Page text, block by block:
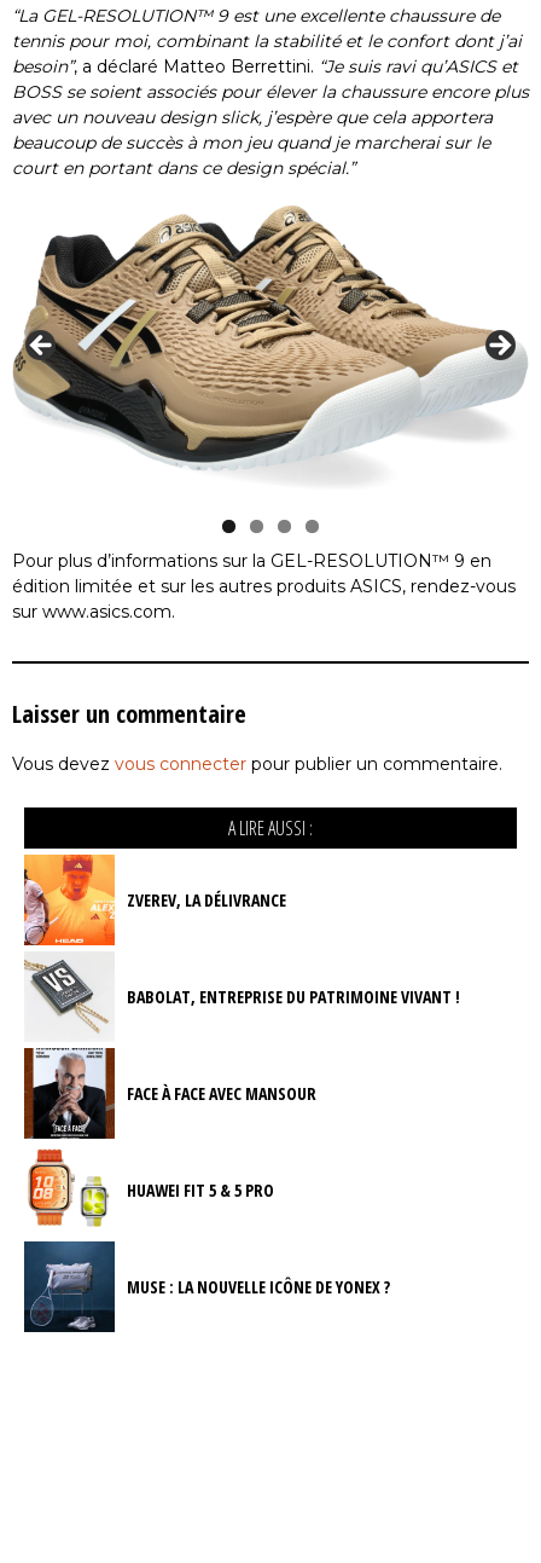
“La GEL-RESOLUTION™ 9 est une excellente chaussure de
tennis pour moi, combinant la stabilité et le confort dont j’ai
besoin”, a déclaré Matteo Berrettini. “Je suis ravi qu’ASICS et
BOSS se soient associés pour élever la chaussure encore plus
avec un nouveau design slick, j’espère que cela apportera
beaucoup de succès à mon jeu quand je marcherai sur le
court en portant dans ce design spécial.”
Pour plus d’informations sur la GEL-RESOLUTION™ 9 en
édition limitée et sur les autres produits ASICS, rendez-vous
sur www.asics.com.
Laisser un commentaire
Vous devez vous connecter pour publier un commentaire.
A LIRE AUSSI :
ZVEREV, LA DÉLIVRANCE
BABOLAT, ENTREPRISE DU PATRIMOINE VIVANT !
FACE À FACE AVEC MANSOUR
HUAWEI FIT 5 & 5 PRO
MUSE : LA NOUVELLE ICÔNE DE YONEX ?